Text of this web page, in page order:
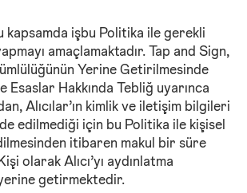
kapsamda işbu Politika ile gerekli
amaçlamaktadır. Tap and Sign,
Yerine Getirilmesinde
Esaslar Hakkında Tebliğ uyarınca
Alıcılar’ın kimlik ve iletişim bilgileri
edilmediği için bu Politika ile kişisel
itibaren makul bir süre
olarak Alıcı’yı aydınlatma
getirmektedir.